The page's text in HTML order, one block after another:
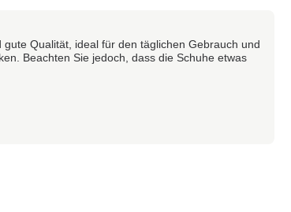
Qualität, ideal für den täglichen Gebrauch und
Beachten Sie jedoch, dass die Schuhe etwas